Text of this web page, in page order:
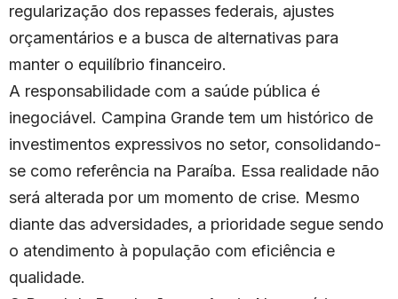
regularização dos repasses federais, ajustes
orçamentários e a busca de alternativas para
manter o equilíbrio financeiro.
A responsabilidade com a saúde pública é
inegociável. Campina Grande tem um histórico de
investimentos expressivos no setor, consolidando-
se como referência na Paraíba. Essa realidade não
será alterada por um momento de crise. Mesmo
diante das adversidades, a prioridade segue sendo
o atendimento à população com eficiência e
qualidade.